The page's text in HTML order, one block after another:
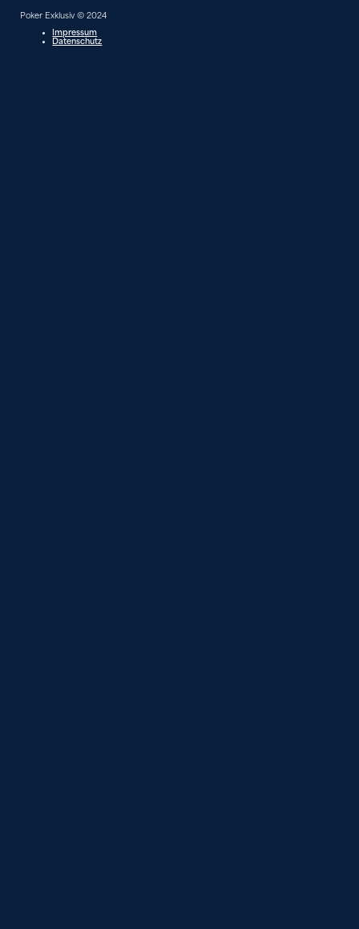
Poker Exklusiv © 2024
Impressum
Datenschutz